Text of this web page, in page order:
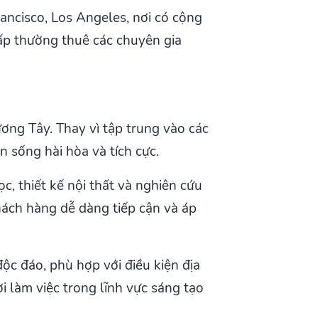
Los Angeles, nơi có cộng
thường thuê các chuyên gia
Tây. Thay vì tập trung vào các
sống hài hòa và tích cực.
thiết kế nội thất và nghiên cứu
hàng dễ dàng tiếp cận và áp
đáo, phù hợp với điều kiện địa
làm việc trong lĩnh vực sáng tạo